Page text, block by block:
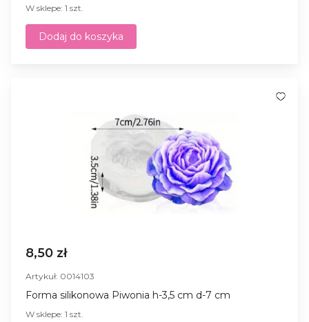
W sklepe: 1 szt.
Dodaj do koszyka
8,50 zł
Artykuł: 0014103
Forma silikonowa Piwonia h-3,5 cm d-7 cm
W sklepe: 1 szt.